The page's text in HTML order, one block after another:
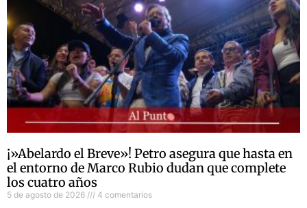
¡»Abelardo el Breve»! Petro asegura que hasta en
el entorno de Marco Rubio dudan que complete
los cuatro años
5 de agosto de 2026 4 comentarios